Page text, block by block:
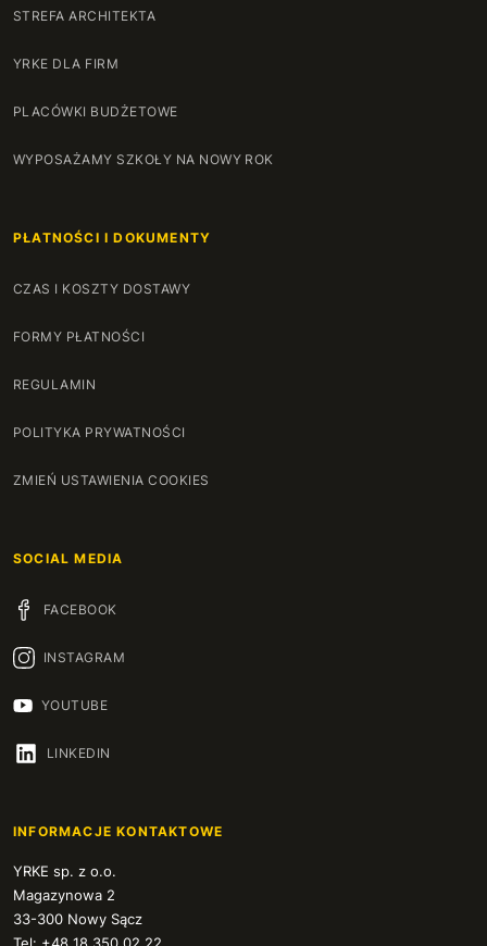
STREFA ARCHITEKTA
YRKE DLA FIRM
PLACÓWKI BUDŻETOWE
WYPOSAŻAMY SZKOŁY NA NOWY ROK
PŁATNOŚCI I DOKUMENTY
CZAS I KOSZTY DOSTAWY
FORMY PŁATNOŚCI
REGULAMIN
POLITYKA PRYWATNOŚCI
ZMIEŃ USTAWIENIA COOKIES
SOCIAL MEDIA
FACEBOOK
INSTAGRAM
YOUTUBE
LINKEDIN
INFORMACJE KONTAKTOWE
YRKE sp. z o.o.
Magazynowa 2
33-300 Nowy Sącz